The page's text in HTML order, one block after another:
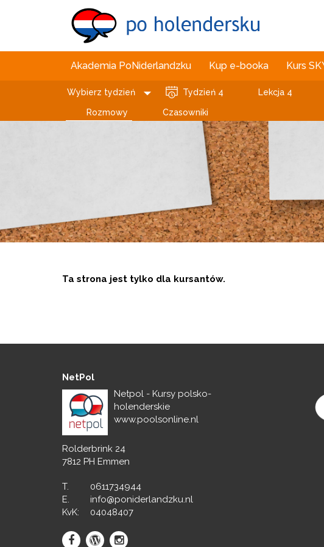
Akademia PoNiderlandzku Kup e-booka Kurs
Wybierz tydzień Tydzień 4 Lekcja 4
Rozmowy Czasowniki
Ta strona jest tylko dla kursantów.
NetPol
Netpol - Kursy polsko-
holenderskie
www.poolsonline.nl
Rolderbrink 24
7812 PH Emmen
T.
0611734944
E.
info@poniderlandzku.nl
KvK:
04048407